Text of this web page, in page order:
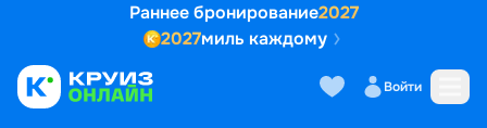
Раннее бронирование2027
2027миль каждому
Войти
Выбор кают Маршрут и